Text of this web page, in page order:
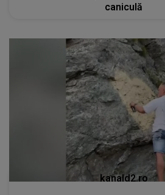
caniculă
kanald2.ro